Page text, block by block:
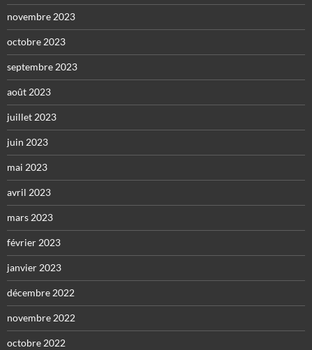
novembre 2023
octobre 2023
septembre 2023
août 2023
juillet 2023
juin 2023
mai 2023
avril 2023
mars 2023
février 2023
janvier 2023
décembre 2022
novembre 2022
octobre 2022